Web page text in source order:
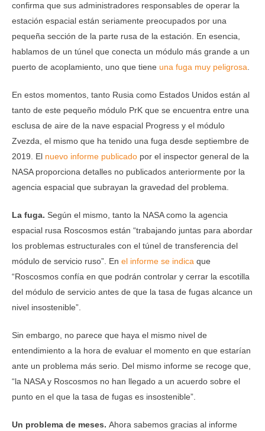
confirma que sus administradores responsables de operar la
estación espacial están seriamente preocupados por una
pequeña sección de la parte rusa de la estación. En esencia,
hablamos de un túnel que conecta un módulo más grande a un
puerto de acoplamiento, uno que tiene una fuga muy peligrosa
En estos momentos, tanto Rusia como Estados Unidos están al
tanto de este pequeño módulo PrK que se encuentra entre una
esclusa de aire de la nave espacial Progress y el módulo
Zvezda, el mismo que ha tenido una fuga desde septiembre de
2019. El nuevo informe publicado por el inspector general de la
NASA proporciona detalles no publicados anteriormente por la
agencia espacial que subrayan la gravedad del problema.
La fuga. Según el mismo, tanto la NASA como la agencia
espacial rusa Roscosmos están “trabajando juntas para abordar
los problemas estructurales con el túnel de transferencia del
módulo de servicio ruso”. En el informe se indica que
“Roscosmos confía en que podrán controlar y cerrar la escotilla
del módulo de servicio antes de que la tasa de fugas alcance un
nivel insostenible”.
Sin embargo, no parece que haya el mismo nivel de
entendimiento a la hora de evaluar el momento en que estarían
ante un problema más serio. Del mismo informe se recoge que,
“la NASA y Roscosmos no han llegado a un acuerdo sobre el
punto en el que la tasa de fugas es insostenible”.
Un problema de meses. Ahora sabemos gracias al informe